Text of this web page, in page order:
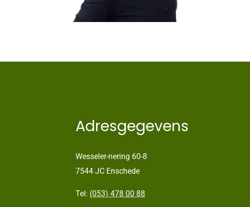
Adresgegevens
Wesseler-nering 60-8
7544 JC Enschede
Tel: (053) 478 00 88